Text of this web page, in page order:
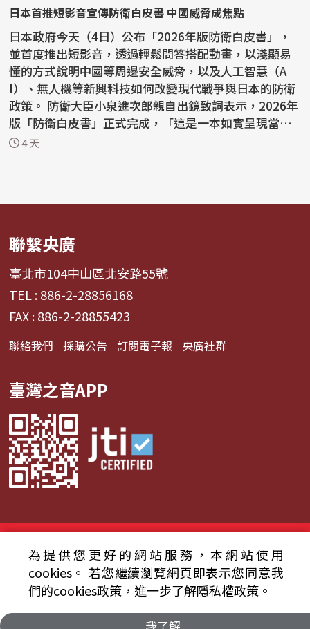
日本首推短影音宣傳防衛白皮書 中國威脅成焦點
日本政府今天（4日）公布「2026年版防衛白皮書」，
並首度推出短影音，透過輕鬆問答搭配動畫，以淺顯易
懂的方式說明中國等周邊安全威脅，以及人工智慧（A
I）、無人機等新興科技如何改變現代戰爭與日本的防衛
政策。 防衛大臣小泉進次郎親自出鏡致詞表示，2026年
版「防衛白皮書」正式完成，「這是一本如實呈現當前
安全保...
4 天
聯繫央廣
臺北市104中山區北安路55號
TEL : 886-2-28856168
FAX : 886-2-28855423
聯絡我們 採購公告 訂閱電子報 央廣社群
臺灣之音APP
© 2024財團法人中央廣播電臺 版權所有
資通安全政策聲明
服務條款 隱私權條款
為提供您更好的網站服務，本網站使用
cookies。 若您繼續瀏覽網頁即表示您同意我
們的cookies政策，進一步了解隱私權政策。